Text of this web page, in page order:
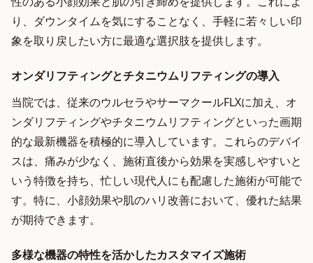
り、ダウンタイムを気にすることなく、手軽に若々しい印
象を取り戻したい方に最適な選択肢を提供します。
オンダリフティングとチタニウムリフティングの導入
当院では、従来のウルセラやサーマクールFLXに加え、オ
ンダリフティングやチタニウムリフティングといった画期
的な最新機器を積極的に導入しています。これらのデバイ
スは、痛みが少なく、施術直後から効果を実感しやすいと
いう特徴を持ち、忙しい現代人にも配慮した施術が可能で
す。特に、小顔効果や肌のハリ改善において、優れた結果
が期待できます。
多様な機器の特性を活かしたカスタマイズ施術